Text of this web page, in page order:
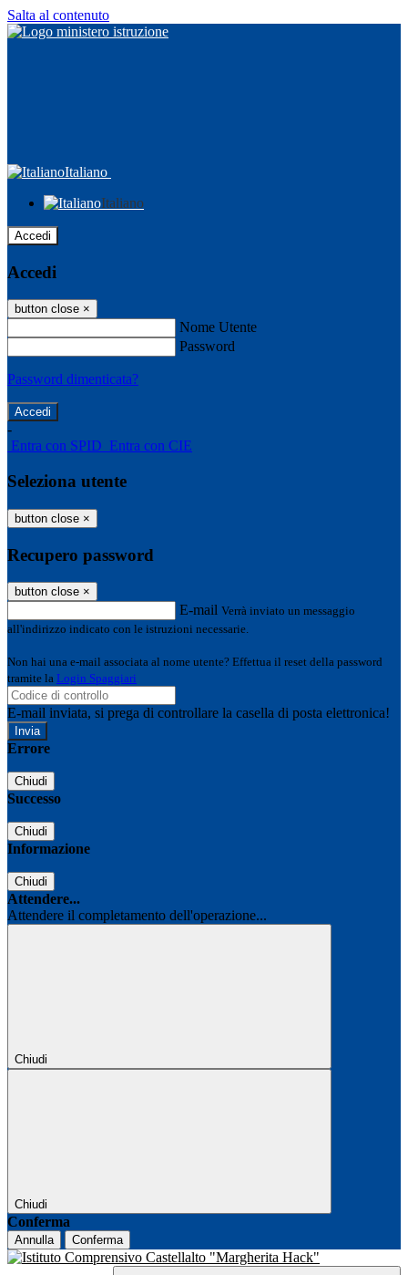
Salta al contenuto
Italiano
Italiano
Accedi
Accedi
button close ×
Nome Utente
Password
Password dimenticata?
-
Entra con SPID Entra con CIE
Seleziona utente
button close ×
Recupero password
button close ×
E-mail Verrà inviato un messaggio
all'indirizzo indicato con le istruzioni necessarie.
Non hai una e-mail associata al nome utente? Effettua il reset della password
tramite la Login Spaggiari
E-mail inviata, si prega di controllare la casella di posta elettronica!
Errore
Chiudi
Successo
Chiudi
Informazione
Chiudi
Attendere...
Attendere il completamento dell'operazione...
Chiudi
Chiudi
Conferma
Annulla Conferma